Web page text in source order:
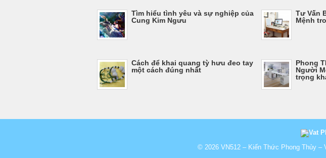
Tìm hiểu tình yêu và sự nghiệp của
Cung Kim Ngưu
Cách để khai quang tỳ hưu đeo tay
một cách đúng nhất
Tư Vấn
Mệnh
Phong
Người
trọng
© 2026 VN512 – Kiến Thức Phong Thủy –